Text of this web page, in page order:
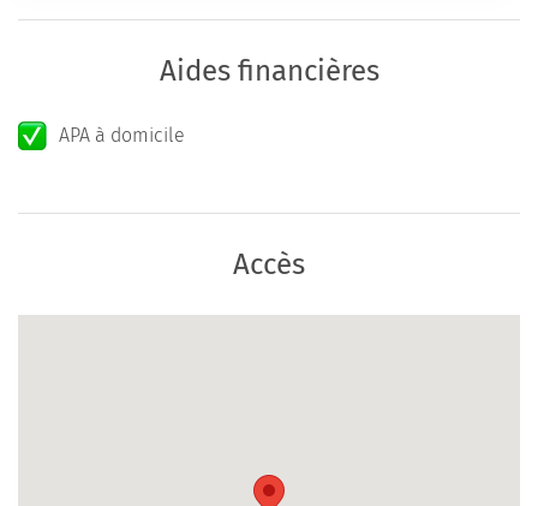
Aides financières
APA à domicile
Accès